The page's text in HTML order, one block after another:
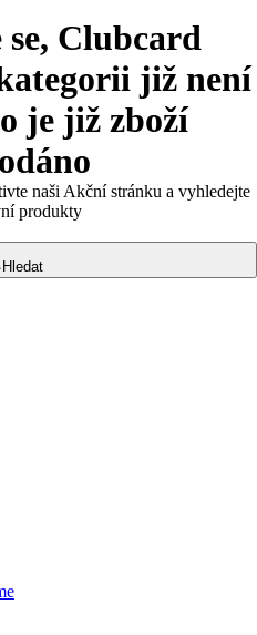
Clubcard
již není
je již zboží
naši Akční stránku a vyhledejte
produkty
Hledat